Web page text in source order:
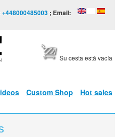
+448000485003 ; Email:
Su cesta está vacía
Custom Shop Hot sales